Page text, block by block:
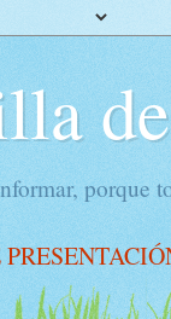
porque